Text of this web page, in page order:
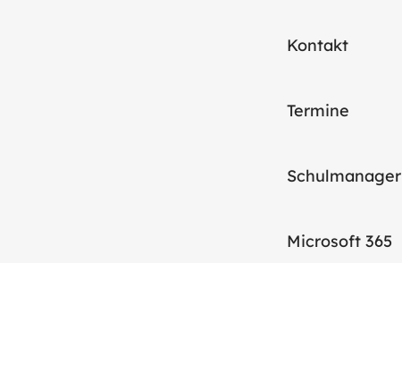
Kontakt
Termine
Schulmanager
Microsoft 365